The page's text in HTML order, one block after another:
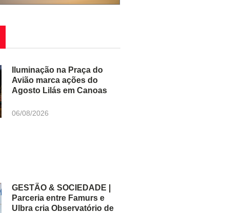
Iluminação na Praça do
Avião marca ações do
Agosto Lilás em Canoas
06/08/2026
GESTÃO & SOCIEDADE |
Parceria entre Famurs e
Ulbra cria Observatório de